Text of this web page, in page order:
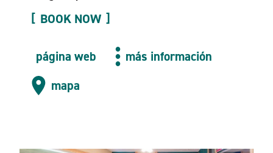
BOOK NOW
página web
más información
mapa